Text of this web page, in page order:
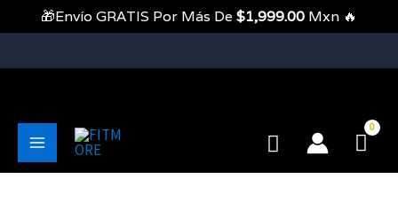
Contenido
Main
Buscar
🎁Envío GRATIS Por Más De $1,999.00 Mxn 🔥